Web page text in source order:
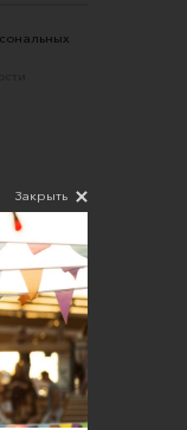
Закрыть